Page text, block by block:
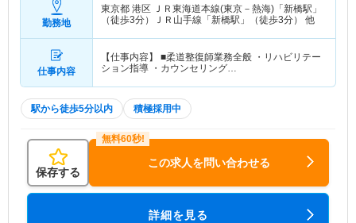
勤務地
東京都 港区 ＪＲ東海道本線(東京－熱海)「新橋駅」
（徒歩3分）ＪＲ山手線「新橋駅」（徒歩3分） 他
仕事内容
【仕事内容】 ■柔道整復師業務全般 ・リハビリテー
ション指導 ・カウンセリング…
駅から徒歩5分以内 積極採用中
保存する
この求人を問い合わせる
詳細を見る